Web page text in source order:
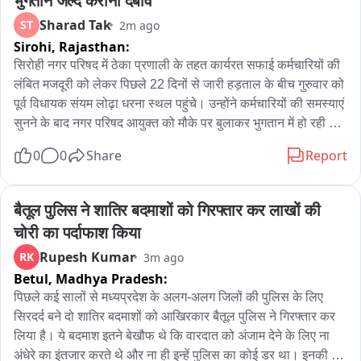
शर्ट)
ST Sharad Tak 2m ago
Sirohi, Rajasthan:
सिरोही नगर परिषद में ठेका प्रणाली के तहत कार्यरत सफाई कर्मचारियों की
लंबित मजदूरी को लेकर पिछले 22 दिनों से जारी हड़ताल के बीच गुरुवार को
पूर्व विधायक संयम लोढ़ा धरना स्थल पहुंचे। उन्होंने कर्मचारियों की समस्याएं
सुनने के बाद नगर परिषद आयुक्त को मौके पर बुलाकर भुगतान में हो रही देरी
बकाया है, लेकिन कर्मचारियों को राहत देने के लिए एक माह की राशि जारी
सुनिश्चित करने की मांग की। काफी देर तक चली वार्ता के बाद आयुक्त ने
सोमवार तक भुगतान कराने का आश्वासन दिया, जिसके बाद कर्मचारियों ने
प्रशासन को समय दिया। लोढ़ा ने कहा कि 22 दिनों की हड़ताल से शहर
की सफाई व्यवस्था पूरी तरह प्रभावित हुई है और प्रशासन को कर्मचारियों
की जायज मांगों का तत्काल समाधान कर जनता को राहत देनी चाहिए।
0 0 Share Report
बैतूल पुलिस ने शातिर बदमाशों को गिरफ्तार कर लाखों की
चोरी का पर्दाफाश किया
RK Rupesh Kumar 3m ago
Betul, Madhya Pradesh:
पिछले कई सालों से मध्यप्रदेश के अलग-अलग जिलों की पुलिस के लिए
सिरदर्द बने दो शातिर बदमाशों को आखिरकार बैतूल पुलिस ने गिरफ्तार कर
लिया है। ये बदमाश इतने बेखौफ थे कि वारदात को अंजाम देने के लिए ना
अंधेरे का इंतजार करते थे और ना ही इन्हें पुलिस का कोई डर था। इनकी